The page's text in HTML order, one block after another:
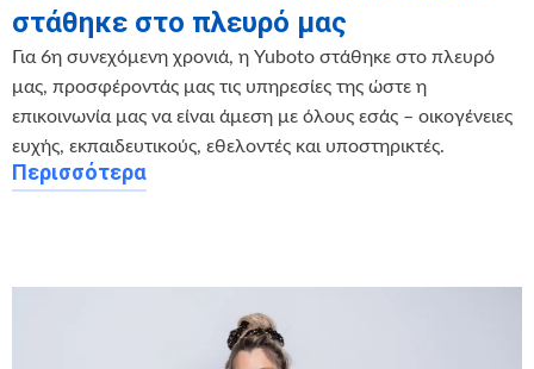
στάθηκε στο πλευρό μας
Για 6η συνεχόμενη χρονιά, η Yuboto στάθηκε στο πλευρό
μας, προσφέροντάς μας τις υπηρεσίες της ώστε η
επικοινωνία μας να είναι άμεση με όλους εσάς – οικογένειες
ευχής, εκπαιδευτικούς, εθελοντές και υποστηρικτές.
Περισσότερα